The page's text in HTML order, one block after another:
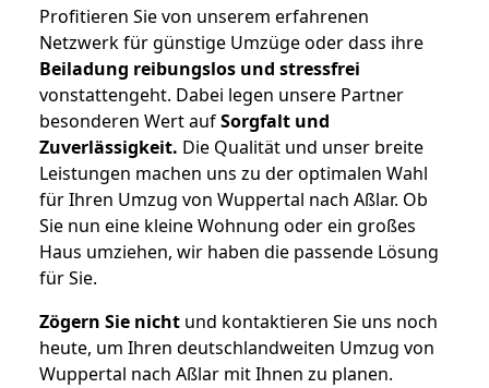
Profitieren Sie von unserem erfahrenen
Netzwerk für günstige Umzüge oder dass ihre
Beiladung reibungslos und stressfrei
vonstattengeht. Dabei legen unsere Partner
besonderen Wert aufSorgfalt und
Zuverlässigkeit. Die Qualität und unser breite
Leistungen machen uns zu der optimalen Wahl
für Ihren Umzug von Wuppertal nach Aßlar. Ob
Sie nun eine kleine Wohnung oder ein großes
Haus umziehen, wir haben die passende Lösung
für Sie.
Zögern Sie nicht und kontaktieren Sie uns noch
heute, um Ihren deutschlandweiten Umzug von
Wuppertal nach Aßlar mit Ihnen zu planen.